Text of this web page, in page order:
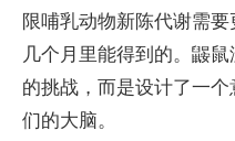
限哺乳动物新陈代谢需
几个月里能得到的。鼹
的挑战，而是设计了一
们的大脑。